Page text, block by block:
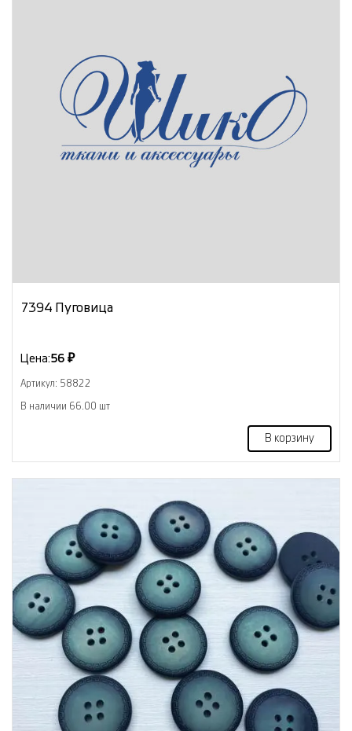
7394 Пуговица
Цена:56 ₽
Артикул: 58822
В наличии 66.00 шт
В корзину